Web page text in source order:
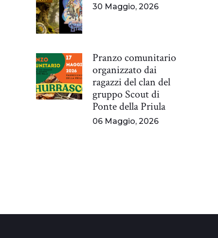
30 Maggio, 2026
Pranzo comunitario
organizzato dai
ragazzi del clan del
gruppo Scout di
Ponte della Priula
06 Maggio, 2026